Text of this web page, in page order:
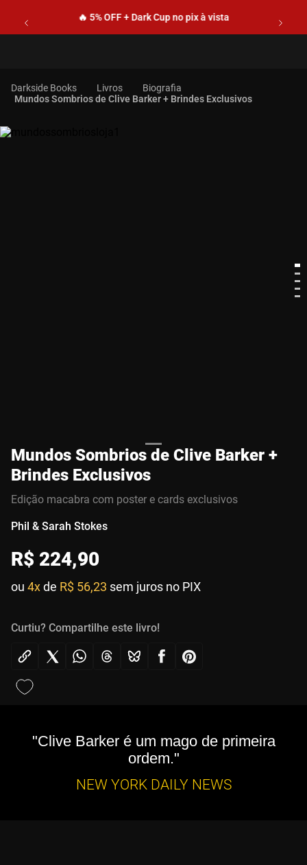
🔥 5% OFF + Dark Cup no pix à vista
Livros
Biografia
Mundos Sombrios de Clive Barker + Brindes Exclusivos
Mundos Sombrios de Clive Barker +
Brindes Exclusivos
Edição macabra com poster e cards exclusivos
Phil & Sarah Stokes
R$ 224,90
ou 4xde R$ 56,23 sem juros no PIX
Curtiu? Compartilhe este livro!
"Clive Barker é um mago de primeira
ordem."
NEW YORK DAILY NEWS